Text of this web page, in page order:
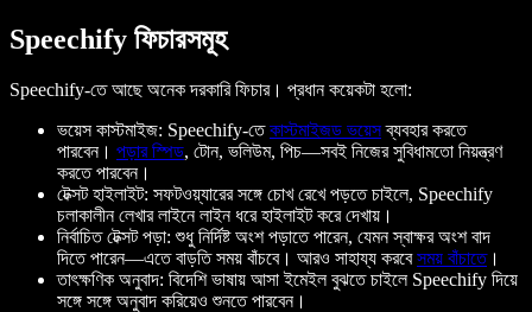
Speechify ফিচারসমূহ
Speechify-তে আছে অনেক দরকারি ফিচার। প্রধান কয়েকটা হলো:
ভয়েস কাস্টমাইজ: Speechify-তেকাস্টমাইজড ভয়েসব্যবহার করতে
পারবেন। পড়ার স্পিড, টোন, ভলিউম, পিচ—সবই নিজের সুবিধামতো নিয়ন্ত্রণ
করতে পারবেন।
টেক্সট হাইলাইট: সফটওয়্যারের সঙ্গে চোখ রেখে পড়তে চাইলে, Speechify
চলাকালীন লেখার লাইনে লাইন ধরে হাইলাইট করে দেখায়।
নির্বাচিত টেক্সট পড়া: শুধু নির্দিষ্ট অংশ পড়াতে পারেন, যেমন স্বাক্ষর অংশ বাদ
দিতে পারেন—এতে বাড়তি সময় বাঁচবে। আরও সাহায্য করবেসময় বাঁচাতে।
তাৎক্ষণিক অনুবাদ: বিদেশি ভাষায় আসা ইমেইল বুঝতে চাইলে Speechify দিয়ে
সঙ্গে সঙ্গে অনুবাদ করিয়েও শুনতে পারবেন।